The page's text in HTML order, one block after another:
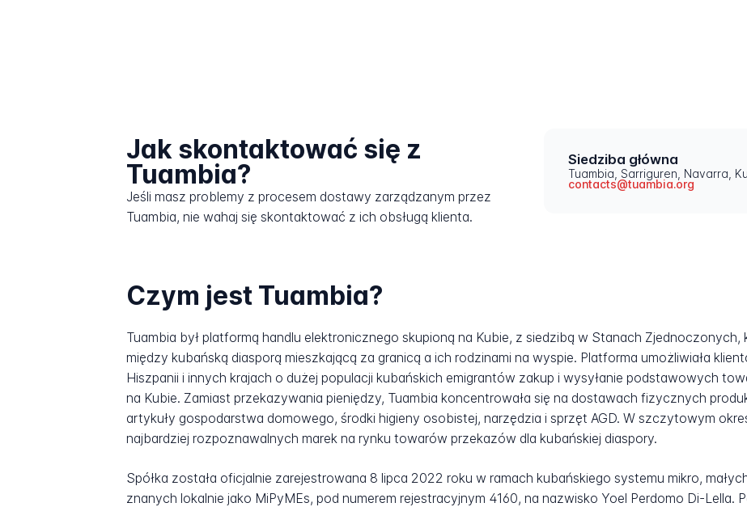
Jak skontaktować się z
Tuambia?
Jeśli masz problemy z procesem dostawy zarządzanym przez
Tuambia, nie wahaj się skontaktować z ich obsługą klienta.
Siedziba główna
Tuambia, Sarriguren, Navarra,
contacts@tuambia.org
Czym jest Tuambia?
Tuambia był platformą handlu elektronicznego skupioną na Kubie, z siedzibą w Stanach Zjednoczonych,
między kubańską diasporą mieszkającą za granicą a ich rodzinami na wyspie. Platforma umożliwiała
Hiszpanii i innych krajach o dużej populacji kubańskich emigrantów zakup i wysyłanie podstawowych
na Kubie. Zamiast przekazywania pieniędzy, Tuambia koncentrowała się na dostawach fizycznych
artykuły gospodarstwa domowego, środki higieny osobistej, narzędzia i sprzęt AGD. W szczytowym
najbardziej rozpoznawalnych marek na rynku towarów przekazów dla kubańskiej diaspory.
Spółka została oficjalnie zarejestrowana 8 lipca 2022 roku w ramach kubańskiego systemu mikro,
znanych lokalnie jako MiPyMEs, pod numerem rejestracyjnym 4160, na nazwisko Yoel Perdomo Di-Lella.